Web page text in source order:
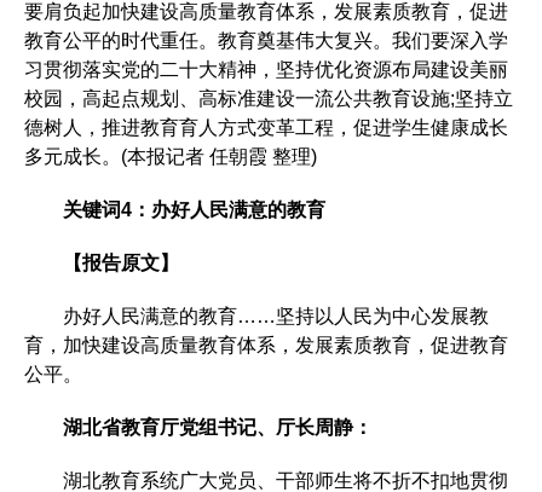
要肩负起加快建设高质量教育体系，发展素质教育，促进
教育公平的时代重任。教育奠基伟大复兴。我们要深入学
习贯彻落实党的二十大精神，坚持优化资源布局建设美丽
校园，高起点规划、高标准建设一流公共教育设施;坚持立
德树人，推进教育育人方式变革工程，促进学生健康成长
多元成长。(本报记者 任朝霞 整理)
关键词4：办好人民满意的教育
【报告原文】
办好人民满意的教育……坚持以人民为中心发展教
育，加快建设高质量教育体系，发展素质教育，促进教育
公平。
湖北省教育厅党组书记、厅长周静：
湖北教育系统广大党员、干部师生将不折不扣地贯彻